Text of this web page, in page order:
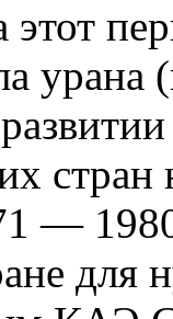
этот
урана
— 1980
для